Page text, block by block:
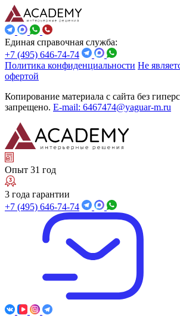
Единая справочная служба:
+7 (495) 646-74-74
Политика конфиденциальности Не
офертой
Копирование материала с сайта без
запрещено. E-mail: 6467474@yaguar-m.ru
Опыт 31 год
3 года гарантии
+7 (495) 646-74-74